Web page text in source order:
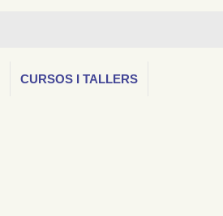
CURSOS I TALLERS